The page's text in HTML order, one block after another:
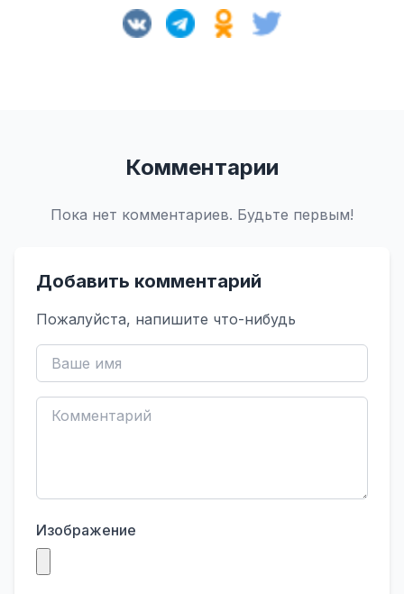
Комментарии
Пока нет комментариев. Будьте первым!
Добавить комментарий
Пожалуйста, напишите что-нибудь
Изображение